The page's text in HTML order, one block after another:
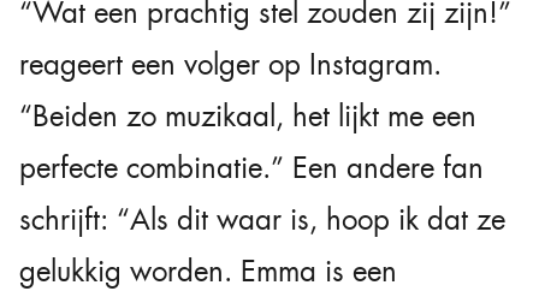
“Wat een prachtig stel zouden zij zijn!”
reageert een volger op Instagram.
“Beiden zo muzikaal, het lijkt me een
perfecte combinatie.” Een andere fan
schrijft: “Als dit waar is, hoop ik dat ze
gelukkig worden. Emma is een